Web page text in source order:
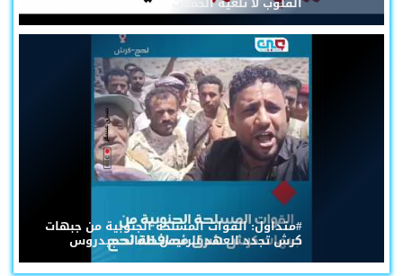
#متداول: القوات المسلحة الجنوبية من جبهات
كرش تجدد العهد للرئيس القائد عيدروس